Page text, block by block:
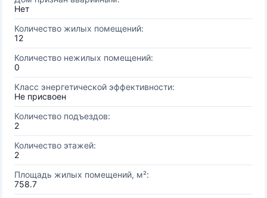
Нет
Количество жилых помещений:
12
Количество нежилых помещений:
0
Класс энергетической эффективности:
Не присвоен
Количество подъездов:
2
Количество этажей:
2
Площадь жилых помещений, м²:
758.7